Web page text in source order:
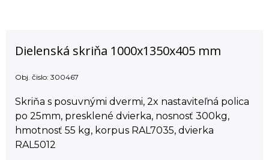
Dielenská skriňa 1000x1350x405 mm
Obj. čislo: 300467
Skriňa s posuvnými dvermi, 2x nastaviteľná polica
po 25mm, presklené dvierka, nosnosť 300kg,
hmotnosť 55 kg, korpus RAL7035, dvierka
RAL5012